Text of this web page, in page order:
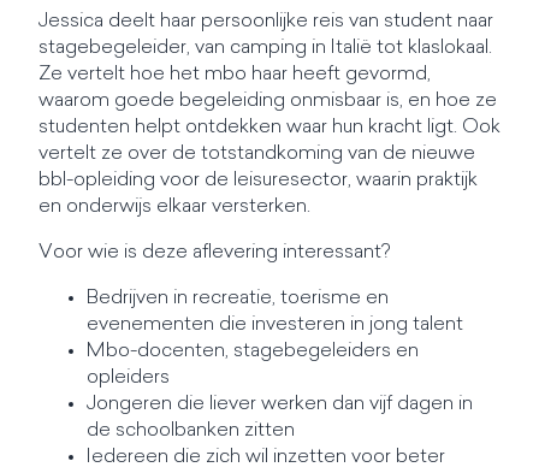
Jessica deelt haar persoonlijke reis van student naar
stagebegeleider, van camping in Italië tot klaslokaal.
Ze vertelt hoe het mbo haar heeft gevormd,
waarom goede begeleiding onmisbaar is, en hoe ze
studenten helpt ontdekken waar hun kracht ligt. Ook
vertelt ze over de totstandkoming van de nieuwe
bbl-opleiding voor de leisuresector, waarin praktijk
en onderwijs elkaar versterken.
Voor wie is deze aflevering interessant?
Bedrijven in recreatie, toerisme en
evenementen die investeren in jong talent
Mbo-docenten, stagebegeleiders en
opleiders
Jongeren die liever werken dan vijf dagen in
de schoolbanken zitten
Iedereen die zich wil inzetten voor beter